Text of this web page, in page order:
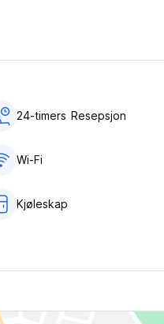
andre (Auto-
24-timers Resepsjon
Wi-Fi
Kjøleskap